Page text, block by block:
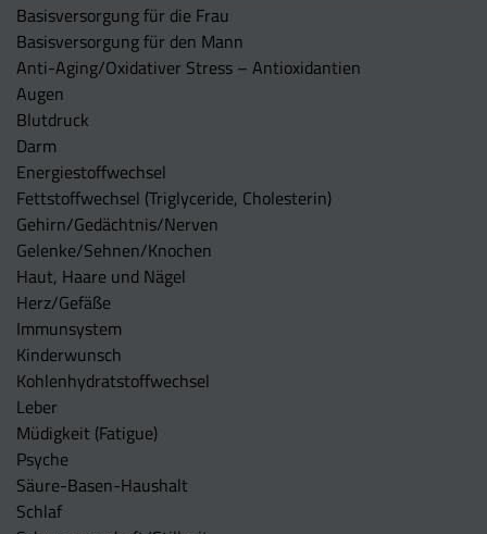
Basisversorgung für die Frau
Basisversorgung für den Mann
Anti-Aging/Oxidativer Stress – Antioxidantien
Augen
Blutdruck
Darm
Energiestoffwechsel
Fettstoffwechsel (Triglyceride, Cholesterin)
Gehirn/Gedächtnis/Nerven
Gelenke/Sehnen/Knochen
Haut, Haare und Nägel
Herz/Gefäße
Immunsystem
Kinderwunsch
Kohlenhydratstoffwechsel
Leber
Müdigkeit (Fatigue)
Psyche
Säure-Basen-Haushalt
Schlaf